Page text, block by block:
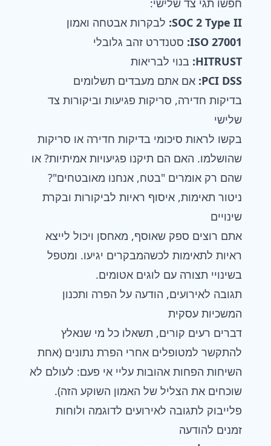
חפשו תגי צד שלישי:
SOC 2 Type II: לבקרות אבטחה ואמון
ISO 27001: סטנדרט זהב גלובלי
HITRUST: בנוי לבריאות
PCI DSS: אם אתם מעבדים תשלומים
בדיקות חדירה, סריקות פגיעות וביקורות צד
שלישי
בקשו לראות סיכומי בדיקות חדירה או סריקות
שהושלמו. האם הם תיקנו פגיעויות אמיתיות? או
שהם רק אומרים "בטח, אנחנו מאובטחים"?
ניטור תאימות, איסוף ראיות לביקורות ובקרת
שינויים
אתם רוצים ספק שאוסף, מאחסן ויכול לייצא
ראיות לתאימות לכשהמבקרים יגיעו. ומטפל
בשינויי תצורה עם לוגים אטומים.
תגובה לאירועים, הודעה על הפרה ותכנון
המשכיות עסקית
דברים רעים קורים, תשאלו כל מי שנאלץ
להתקשר למטופלים אחרי הפרת נתונים (אחת
השיחות הפחות אהובות עליי אי פעם: לעולם לא
שוכחים את הצליל של האמון השוקע הזה).
פלייבוק לתגובה לאירועים לדוגמה ולוחות
זמנים להודעה